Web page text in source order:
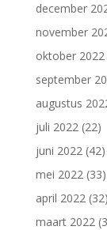
december
november
oktober 2022
september
augustus
juli 2022(22)
juni 2022(42)
mei 2022(33)
april 2022(32)
maart 2022